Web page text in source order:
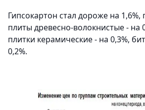
Гипсокартон стал дороже на 1,6%,
плиты древесно-волокнистые - на
плитки керамические - на 0,3%,
0,2%.